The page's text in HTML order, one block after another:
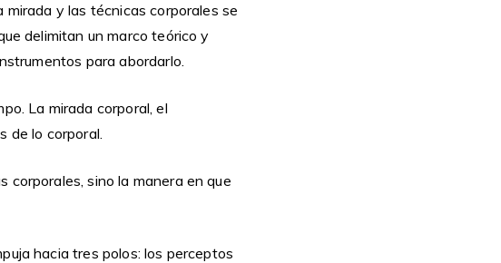
mirada y las técnicas corporales se
delimitan un marco teórico y
para abordarlo.
La mirada corporal, el
de lo corporal.
sino la manera en que
hacia tres polos: los perceptos